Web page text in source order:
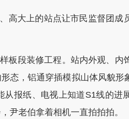
大上的站点让市民监督团成
段装修工程。站内外观、内
态，铝通穿插模拟山体风貌形
报纸、电视上知道S1线的进
尹老伯拿着相机一直拍拍拍。